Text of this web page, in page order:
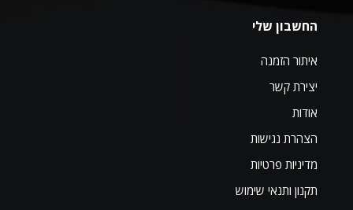
החשבון שלי
איתור הזמנה
יצירת קשר
אודות
הצהרת נגישות
מדיניות פרטיות
תקנון ותנאי שימוש